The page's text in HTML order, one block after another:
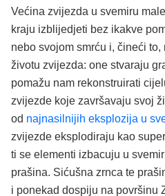
Većina zvijezda u svemiru
kraju izblijedjeti bez ikakve
nebo svojom smrću i, čineći
životu zvijezda: one stvaraju
pomažu nam rekonstruirati
zvijezde koje završavaju svoj
od najnasilnijih eksplozija u
zvijezde eksplodiraju kao
ti se elementi izbacuju u
prašina. Sićušna zrnca te
i ponekad dospiju na površinu